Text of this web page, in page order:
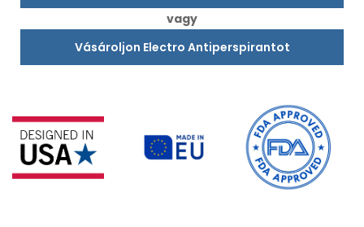
vagy
Vásároljon Electro Antiperspirantot